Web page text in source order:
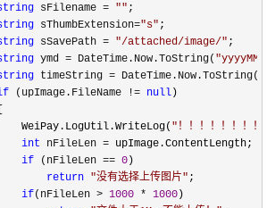
sFilename = "" ;
sThumbExtension="s" ;
sSavePath = "/attached/image/" ;
ymd = DateTime.Now.ToString( "
timeString = DateTime.Now.ToString(
(upImage.FileName != null)
WeiPay.LogUtil.WriteLog(
" ！！！！！！！
int nFileLen = upImage.ContentLength;
if (nFileLen == 0)
return "没有选择上传图片" ;
if(nFileLen > 1000 * 1000)